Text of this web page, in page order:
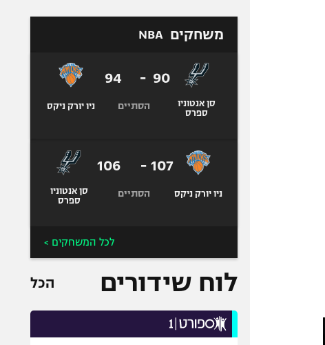
משחקים NBA
סן אנטוניו
ספרס
90
-
94
הסתיים ניו יורק ניקס
ניו יורק ניקס
107
-
106
הסתיים
סן אנטוניו
ספרס
לכל המשחקים >
לוח שידורים הכל